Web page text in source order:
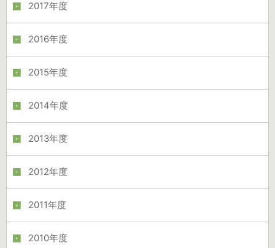
2017年度
2016年度
2015年度
2014年度
2013年度
2012年度
2011年度
2010年度